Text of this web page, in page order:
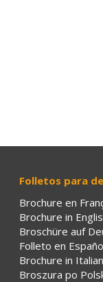
Folletos para
Brochure en
Brochure in
Broschüre auf
Folleto en
Brochure in
Broszura po